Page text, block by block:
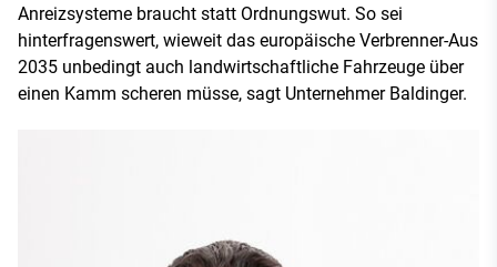
Anreizsysteme braucht statt Ordnungswut. So sei
hinterfragenswert, wieweit das europäische Verbrenner-Aus
2035 unbedingt auch landwirtschaftliche Fahrzeuge über
einen Kamm scheren müsse, sagt Unternehmer Baldinger.